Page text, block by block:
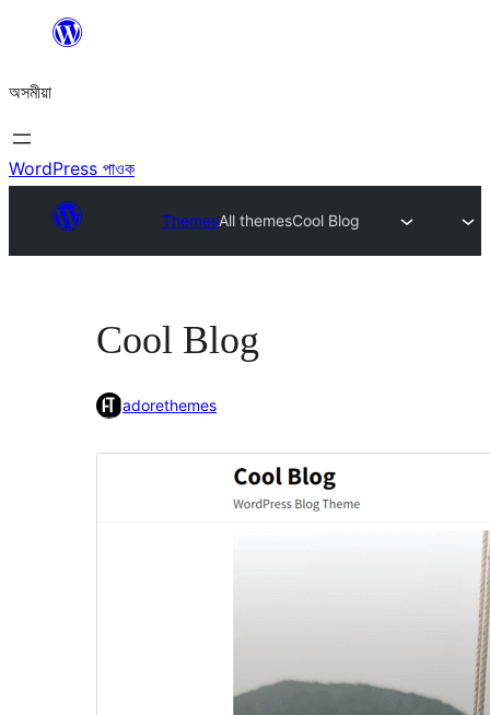
বিষয়বস্তুলৈ
যাওক
অসমীয়া
WordPress পাওক
ThemesAll themesCool Blog
Cool Blog
adorethemes